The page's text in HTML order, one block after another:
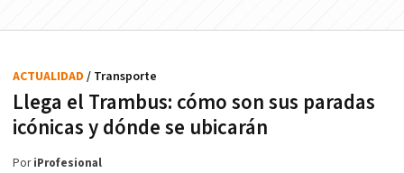
Llega el Trambus: cómo son sus paradas
icónicas y dónde se ubicarán
ACTUALIDAD / Transporte
PoriProfesional